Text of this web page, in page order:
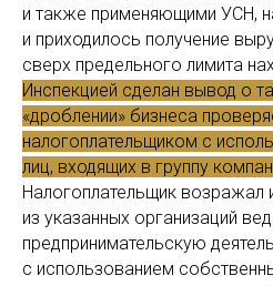
и также применяющими УСН,
и приходилось получение
сверх предельного лимита
Инспекцией сделан вывод о
«дроблении» бизнеса
налогоплательщиком с
лиц, входящих в группу
Налогоплательщик возражал
из указанных организаций
предпринимательскую
с использованием